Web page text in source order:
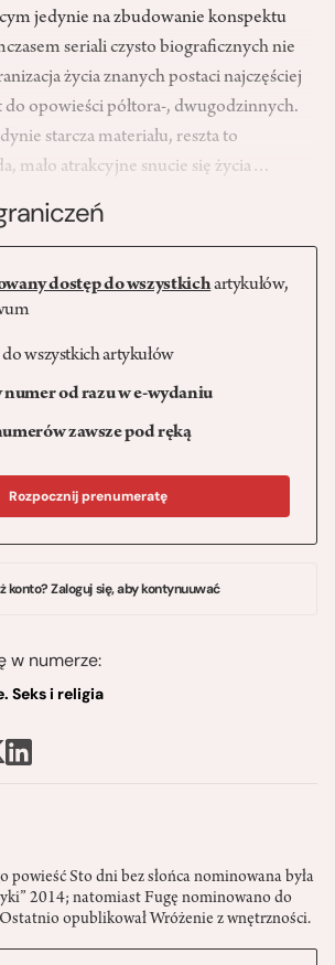
powieść Sto dni bez słońca nominowana była
2014; natomiast Fugę nominowano do
opublikował Wróżenie z wnętrzności.
jedynie na zbudowanie konspektu
seriali czysto biograficznych nie
życia znanych postaci najczęściej
do opowieści półtora-, dwugodzinnych.
starcza materiału, reszta to
mało atrakcyjne snucie się życia…
dostęp do wszystkichartykułów,
do wszystkich artykułów
od razu w e-wydaniu
zawsze pod ręką
Rozpocznij prenumeratę
konto? Zaloguj się, aby kontynuuwać
w numerze:
Seks i religia